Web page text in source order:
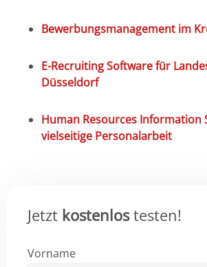
Bewerbungsmanagement im
E-Recruiting Software für
Düsseldorf
Human Resources Information
vielseitige Personalarbeit
Jetzt kostenlostesten!
Vorname